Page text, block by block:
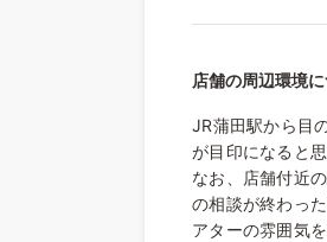
店舗の周辺環境
JR蒲田駅から目
が目印になると
なお、店舗付近
の相談が終わっ
アターの雰囲気